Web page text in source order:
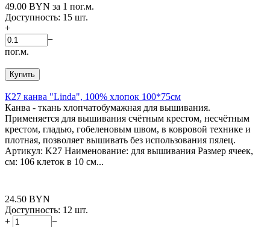
49.00 BYN за 1 пог.м.
Доступность: 15 шт.
+
−
пог.м.
Купить
К27 канва "Linda", 100% хлопок 100*75см
Канва - ткань хлопчатобумажная для вышивания.
Применяется для вышивания счётным крестом, несчётным
крестом, гладью, гобеленовым швом, в ковровой технике и
плотная, позволяет вышивать без использования пялец.
Артикул: K27 Наименование: для вышивания Размер ячеек,
см: 106 клеток в 10 см...
24.50 BYN
Доступность: 12 шт.
+
−